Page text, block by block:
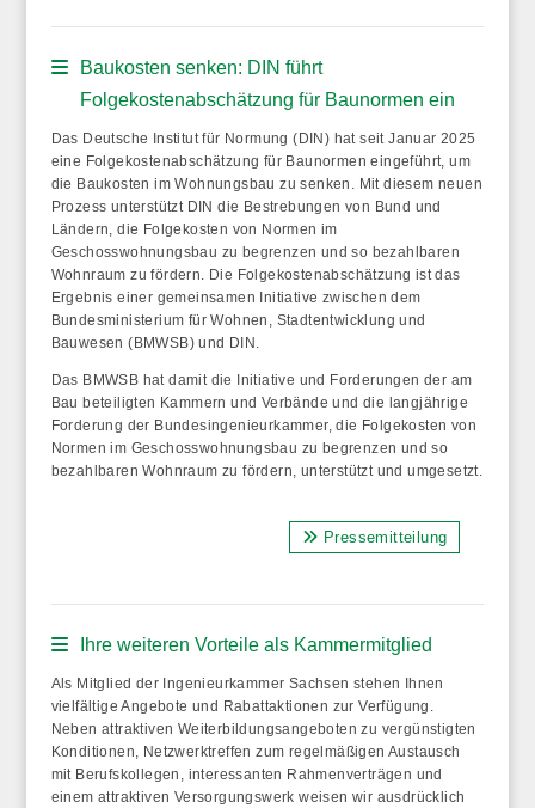
Baukosten senken: DIN führt
Folgekostenabschätzung für Baunormen ein
Das Deutsche Institut für Normung (DIN) hat seit Januar 2025
eine Folgekostenabschätzung für Baunormen eingeführt, um
die Baukosten im Wohnungsbau zu senken. Mit diesem neuen
Prozess unterstützt DIN die Bestrebungen von Bund und
Ländern, die Folgekosten von Normen im
Geschosswohnungsbau zu begrenzen und so bezahlbaren
Wohnraum zu fördern. Die Folgekostenabschätzung ist das
Ergebnis einer gemeinsamen Initiative zwischen dem
Bundesministerium für Wohnen, Stadtentwicklung und
Bauwesen (BMWSB) und DIN.
Das BMWSB hat damit die Initiative und Forderungen der am
Bau beteiligten Kammern und Verbände und die langjährige
Forderung der Bundesingenieurkammer, die Folgekosten von
Normen im Geschosswohnungsbau zu begrenzen und so
bezahlbaren Wohnraum zu fördern, unterstützt und umgesetzt.
Pressemitteilung
Ihre weiteren Vorteile als Kammermitglied
Als Mitglied der Ingenieurkammer Sachsen stehen Ihnen
vielfältige Angebote und Rabattaktionen zur Verfügung.
Neben attraktiven Weiterbildungsangeboten zu vergünstigten
Konditionen, Netzwerktreffen zum regelmäßigen Austausch
mit Berufskollegen, interessanten Rahmenverträgen und
einem attraktiven Versorgungswerk weisen wir ausdrücklich